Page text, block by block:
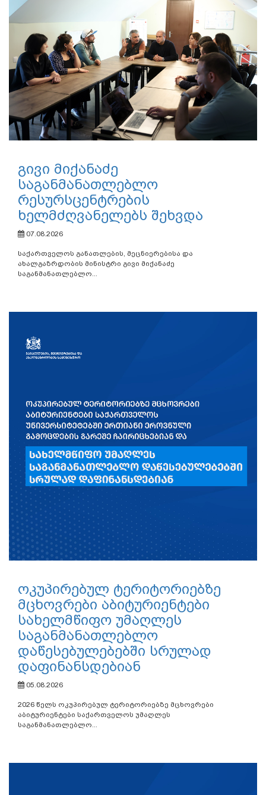
გივი მიქანაძე
საგანმანათლებლო
რესურსცენტრების
ხელმძღვანელებს შეხვდა
07.08.2026
საქართველოს განათლების, მეცნიერებისა და
ახალგაზრდობის მინისტრი გივი მიქანაძე
საგანმანათლებლო...
ოკუპირებულ ტერიტორიებზე
მცხოვრები აბიტურიენტები
სახელმწიფო უმაღლეს
საგანმანათლებლო
დაწესებულებებში სრულად
დაფინანსდებიან
05.08.2026
2026 წელს ოკუპირებულ ტერიტორიებზე მცხოვრები
აბიტურიენტები საქართველოს უმაღლეს
საგანმანათლებლო...